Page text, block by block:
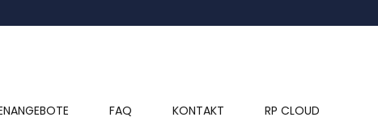
FAQ KONTAKT RP CLOUD